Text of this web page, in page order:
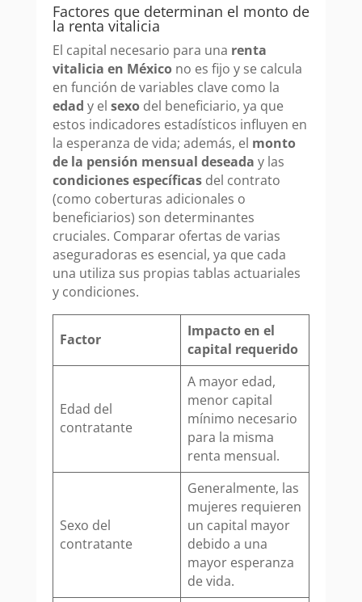
Factores que determinan el monto de
la renta vitalicia
El capital necesario para una renta
vitalicia en Méxicono es fijo y se calcula
en función de variables clave como la
edad y el sexodel beneficiario, ya que
estos indicadores estadísticos influyen en
la esperanza de vida; además, el monto
de la pensión mensual deseada y las
condiciones específicasdel contrato
(como coberturas adicionales o
beneficiarios) son determinantes
cruciales. Comparar ofertas de varias
aseguradoras es esencial, ya que cada
una utiliza sus propias tablas actuariales
y condiciones.
Factor
Impacto en el
capital requerido
Edad del
contratante
A mayor edad,
menor capital
mínimo necesario
para la misma
renta mensual.
Sexo del
contratante
Generalmente, las
mujeres requieren
un capital mayor
debido a una
mayor esperanza
de vida.